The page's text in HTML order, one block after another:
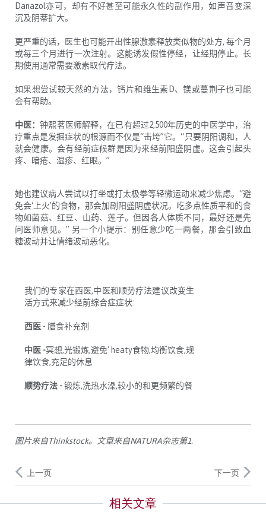
Danazol亦可，却有不好甚至可能永久性的副作用，如声音变深
沉及阴蒂扩大。
更严重的话，医生也可能开出性腺激素释放类似物的处方, 每个月
或每三个月进行一次注射。这能诱发假性停经，让经期停止。长
期使用通常需要激素取代疗法。
如果想尝试较天然的方法，钙片和维生素 D、镁或蔓荆子也可能
会有帮助。
中医：钟熙茗医师解释，在已有超过2,500年历史的中医学中，治
疗重点是发掘症状的根源而不仅是“击垮”它。 “只要阴阳调和，人
就会健康。会有经前症候群是因为来经前阳盛阴虚。这会引起头
疼、暗疮、湿疹、红眼。 ”
她也建议病人尝试以打坐或打太极拳等轻微运动来减少焦虑。 “避
免会‘ 上火’的食物，那会加剧阳盛阴虚状况。吃多点性质平和的食
物如菌菇、红豆、山药、莲子。但因各人体质不同，最好还是先
问医师意见。” 另一个小提示：别任意少吃一两餐，那会引致血
糖波动并让情绪波动恶化。
我们的专家在西医,中医和顺势疗法建议改变生
活方式来减少经前综合症症状:
西医 - 膳食补充剂
中医 -冥想,光锻炼,避免' heaty食物,均衡饮食,规
律饮食,充足的休息
顺势疗法 -锻炼,洗热水澡,较小的和更频繁的餐
图片来自Thinkstock。文章来自NATURA杂志第1.
上一页 下一页